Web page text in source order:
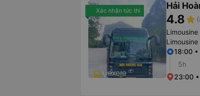
Xác nhận tức thì Hải
4.8star
18:00
5h
23:00